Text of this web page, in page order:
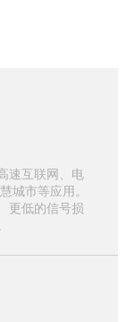
速互联网、电
城市等应用。
更低的信号损